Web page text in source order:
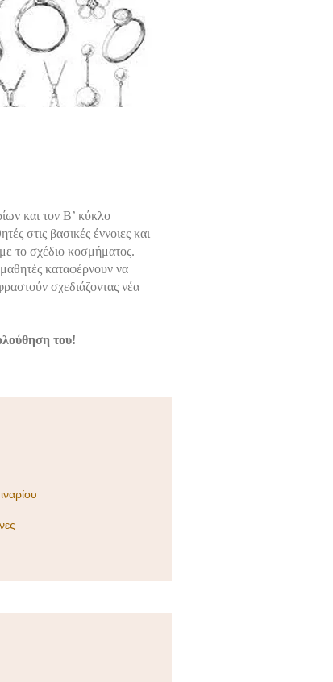
και τον Β’ κύκλο
στις βασικές έννοιες και
το σχέδιο κοσμήματος.
καταφέρνουν να
σχεδιάζοντας νέα
του!